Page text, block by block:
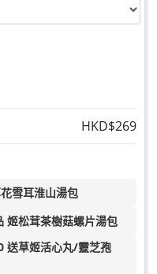
件
防曬 50ml (2027年4
件
HKD$269
雪耳淮山湯包
姬松茸茶樹菇螺片湯包
送草姬活心丸/靈芝孢